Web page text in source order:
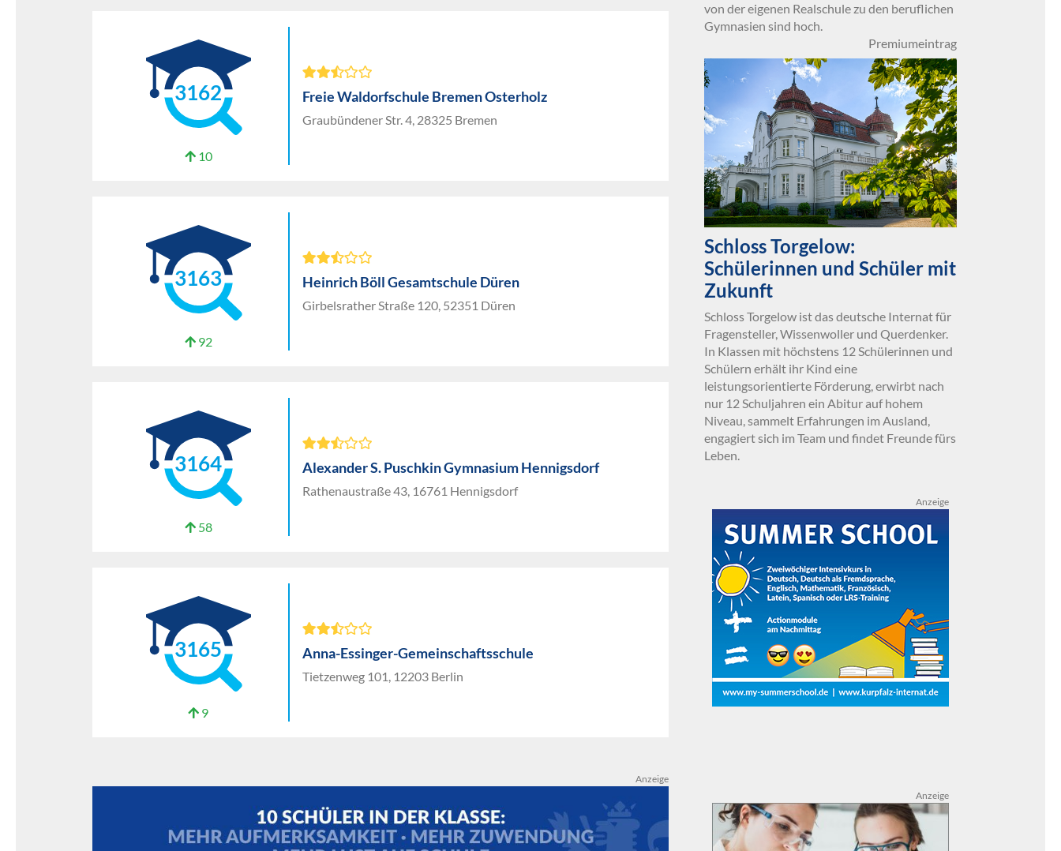
3162
10
Freie Waldorfschule Bremen Osterholz
Graubündener Str. 4, 28325 Bremen
3163
92
Heinrich Böll Gesamtschule Düren
Girbelsrather Straße 120, 52351 Düren
3164
58
Alexander S. Puschkin Gymnasium Hennigsdorf
Rathenaustraße 43, 16761 Hennigsdorf
3165
9
Anna-Essinger-Gemeinschaftsschule
Tietzenweg 101, 12203 Berlin
Anzeige
von der eigenen Realschule zu den beruflichen
Gymnasien sind hoch.
Premiumeintrag
Schloss Torgelow:
Schülerinnen und Schüler mit
Zukunft
Schloss Torgelow ist das deutsche Internat für
Fragensteller, Wissenwoller und Querdenker.
In Klassen mit höchstens 12 Schülerinnen und
Schülern erhält ihr Kind eine
leistungsorientierte Förderung, erwirbt nach
nur 12 Schuljahren ein Abitur auf hohem
Niveau, sammelt Erfahrungen im Ausland,
engagiert sich im Team und findet Freunde fürs
Leben.
Anzeige
Anzeige